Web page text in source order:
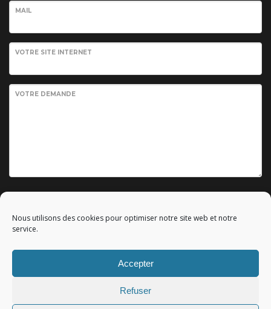
Nous utilisons des cookies pour optimiser notre site web et notre
service.
Accepter
Refuser
MAIL
VOTRE SITE INTERNET
VOTRE DEMANDE
Mentions légales|All rights reserved - Tous droits